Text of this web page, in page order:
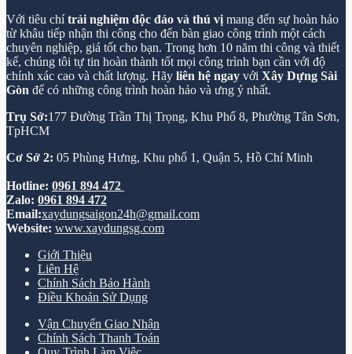
Với tiêu chítrải nghiệm độc đáo và thú vị mang đến sự hoàn hảo
từ khâu tiếp nhận thi công cho đến bàn giao công trình một cách
chuyên nghiệp, giá tốt cho bạn. Trong hơn 10 năm thi công và thiết
kế, chúng tôi tự tin hoàn thành tốt mọi công trình bạn cần với độ
chính xác cao và chất lượng. Hãy liên hệ ngay với Xây Dựng Sài
Gòn để có những công trình hoàn hảo và ưng ý nhất.
Trụ Sở:177 Đường Trần Thị Trọng, Khu Phố 8, Phường Tân Sơn,
TpHCM
Cơ Sở 2: 05 Phùng Hưng, Khu phố 1, Quận 5, Hồ Chí Minh
Hotline: 0961 894 472
Zalo: 0961 894 472
Email:xaydungsaigon24h@gmail.com
Website: www.xaydungsg.com
Giới Thiệu
Liên Hệ
Chính Sách Bảo Hành
Điều Khoản Sử Dụng
Vận Chuyển Giao Nhận
Chính Sách Thanh Toán